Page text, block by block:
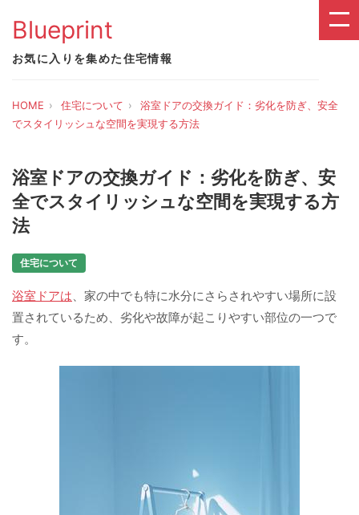
Blueprint
お気に入りを集めた住宅情報
HOME 住宅について
浴室ドアの交換ガイド：劣化を防ぎ、安全
でスタイリッシュな空間を実現する方法
浴室ドアの交換ガイド：劣化を防ぎ、安
全でスタイリッシュな空間を実現する方
法
住宅について
浴室ドアは、家の中でも特に水分にさらされやすい場所に設
置されているため、劣化や故障が起こりやすい部位の一つで
す。